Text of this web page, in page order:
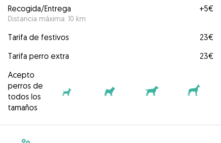
Recogida/Entrega
Distancia máxima: 10 km
+5€
Tarifa de festivos
23€
Tarifa perro extra
23€
Acepto
perros de
todos los
tamaños